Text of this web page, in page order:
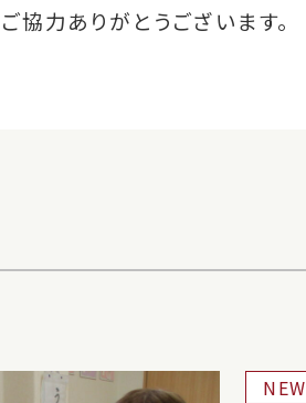
ご協力ありがとうございます。
NEW